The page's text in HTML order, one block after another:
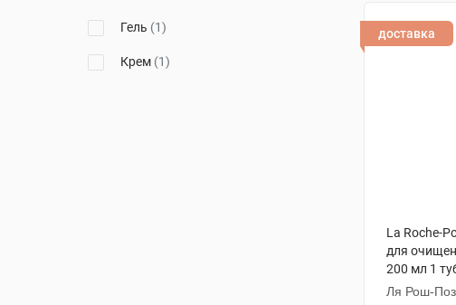
Гель (1)
Крем (1)
доставка
La Roche-
для
200 мл 1
Ля Рош-